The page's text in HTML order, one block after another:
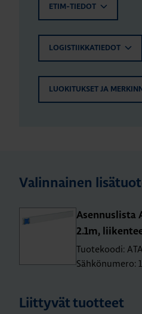
ETIM-TIEDOT
LOGISTIIKKATIEDOT
LUOKITUKSET JA
Valinnainen
Asen­nus­lis­ta
2.1m,
Tuotekoodi:
Sähkönumero:
Liittyvät tuotteet